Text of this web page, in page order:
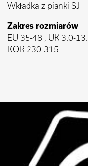
Wkładka z pianki SJ
Zakres rozmiarów
EU 35-48 , UK 3.0-
KOR 230-315